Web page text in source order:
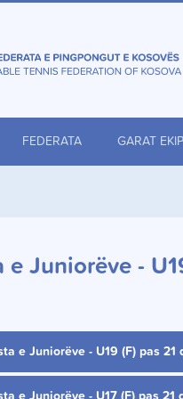
FEDERATA GARAT
e Juniorëve -
e Juniorëve - U19 (F) pas 21
e Juniorëve - U17 (F) pas 21